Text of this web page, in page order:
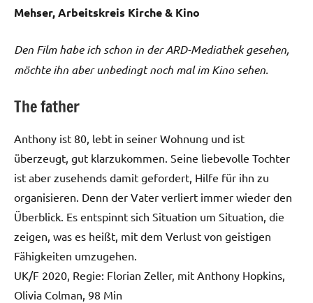
Mehser, Arbeitskreis Kirche & Kino
Den Film habe ich schon in der ARD-Mediathek gesehen,
möchte ihn aber unbedingt noch mal im Kino sehen.
The father
Anthony ist 80, lebt in seiner Wohnung und ist
überzeugt, gut klarzukommen. Seine liebevolle Tochter
ist aber zusehends damit gefordert, Hilfe für ihn zu
organisieren. Denn der Vater verliert immer wieder den
Überblick. Es entspinnt sich Situation um Situation, die
zeigen, was es heißt, mit dem Verlust von geistigen
Fähigkeiten umzugehen.
UK/F 2020, Regie: Florian Zeller, mit Anthony Hopkins,
Olivia Colman, 98 Min